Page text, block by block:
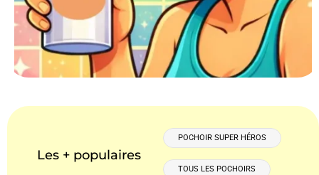
Les + populaires
POCHOIR SUPER HÉROS
TOUS LES POCHOIRS